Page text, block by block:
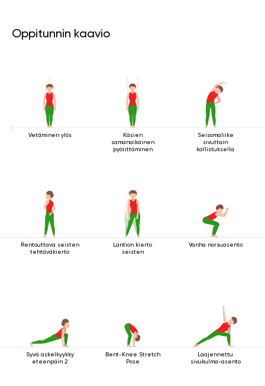
Oppitunnin kaavio
Vetäminen ylös
Käsien
samanaikainen
pyörittäminen
Seisomaliike
sivuttain
kallistuksella
Rentouttava seisten
tehtäväkierto
Lantion kierto
seisten
Vanha norsuasento
Syvä askelkyykky
eteenpäin 2
Bent-Knee Stretch
Pose
Laajennettu
sivukulma-asento